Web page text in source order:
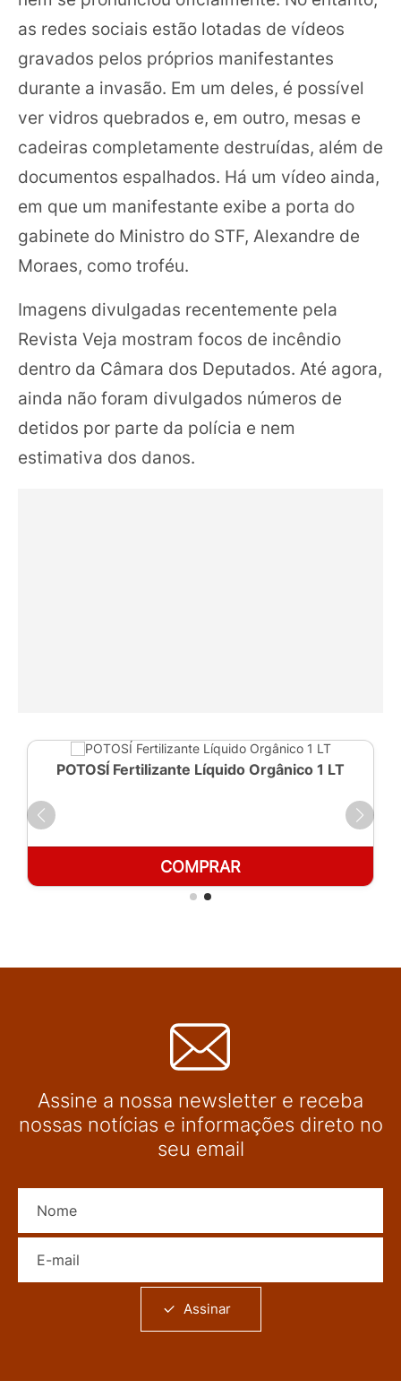
as redes sociais estão lotadas de vídeos
gravados pelos próprios manifestantes
durante a invasão. Em um deles, é possível
ver vidros quebrados e, em outro, mesas e
cadeiras completamente destruídas, além de
documentos espalhados. Há um vídeo ainda,
em que um manifestante exibe a porta do
gabinete do Ministro do STF, Alexandre de
Moraes, como troféu.
Imagens divulgadas recentemente pela
Revista Veja mostram focos de incêndio
dentro da Câmara dos Deputados. Até agora,
ainda não foram divulgados números de
detidos por parte da polícia e nem
estimativa dos danos.
POTOSÍ Fertilizante Líquido Orgânico 1 LT
COMPRAR
Assine a nossa newsletter e receba
nossas notícias e informações direto no
seu email
Assinar